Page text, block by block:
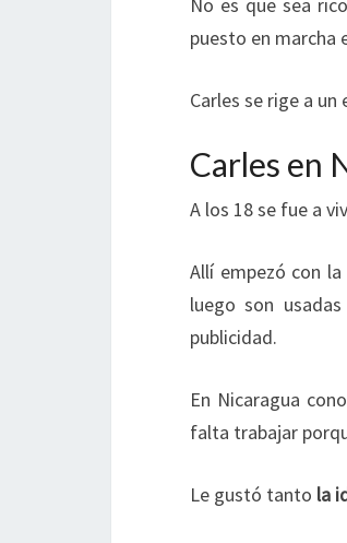
No es que sea
puesto en marcha
Carles se rige a
Carles en
A los 18 se fue a
Allí empezó con
luego son
publicidad.
En Nicaragua
falta trabajar
Le gustó tanto la